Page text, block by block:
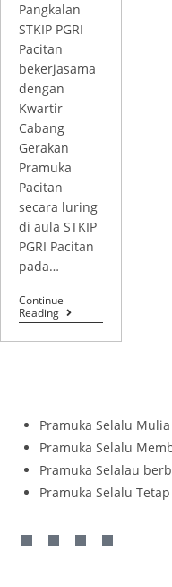
Pangkalan
STKIP PGRI
Pacitan
bekerjasama
dengan
Kwartir
Cabang
Gerakan
Pramuka
Pacitan
secara luring
di aula STKIP
PGRI Pacitan
pada…
Continue
Reading
Pramuka Selalu Mulia
Pramuka Selalu
Pramuka Selalau
Pramuka Selalu